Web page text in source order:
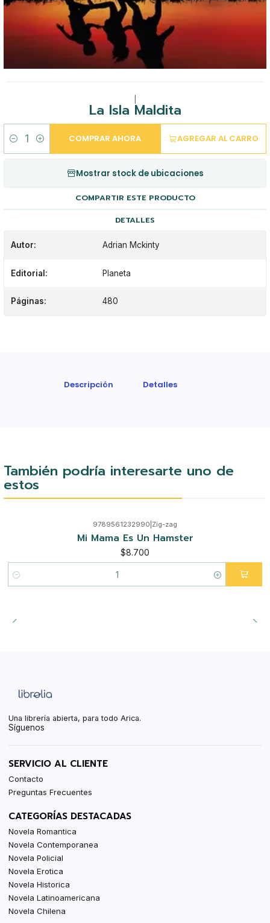
La Isla Maldita
Cantidad
AGREGAR AL CARRO
COMPRAR AHORA
Mostrar stock de ubicaciones
COMPARTIR ESTE PRODUCTO
DETALLES
Autor: Adrian Mckinty
Editorial: Planeta
Páginas: 480
Descripción Detalles
También podría interesarte uno de
estos
9789561232990 Zig-zag
Mi Mama Es Un Hamster
$8.700
Cantidad
Una librería abierta, para todo Arica.
Síguenos
SERVICIO AL CLIENTE
Contacto
Preguntas Frecuentes
CATEGORÍAS DESTACADAS
Novela Romantica
Novela Contemporanea
Novela Policial
Novela Erotica
Novela Historica
Novela Latinoamericana
Novela Chilena